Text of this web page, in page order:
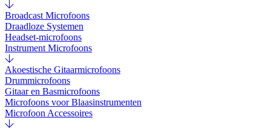
Broadcast Microfoons
Draadloze Systemen
Headset-microfoons
Instrument Microfoons
Akoestische Gitaarmicrofoons
Drummicrofoons
Gitaar en Basmicrofoons
Microfoons voor Blaasinstrumenten
Microfoon Accessoires